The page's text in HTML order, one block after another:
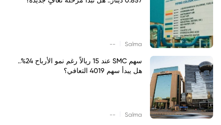
Salma
--
سهم SMC عند 15 ريالاً رغم نمو الأرباح 24%..
هل يبدأ سهم 4019 التعافي؟
Salma
--